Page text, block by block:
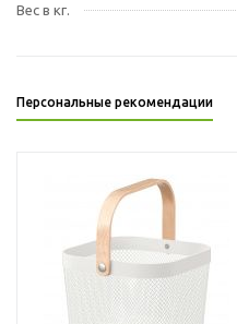
Вес в кг.
Персональные рекомендации